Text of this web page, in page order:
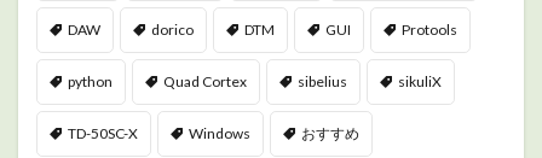
DAW dorico DTM GUI Protools
python Quad Cortex sibelius sikuliX
TD-50SC-X Windows おすすめ